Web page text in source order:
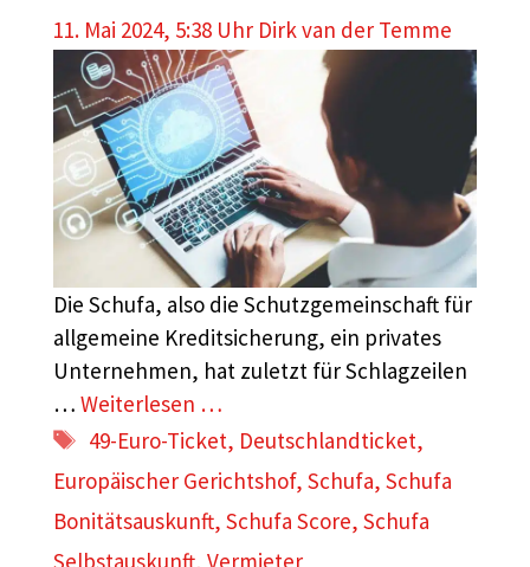
11. Mai 2024, 5:38 Uhr Dirk van der Temme
Die Schufa, also die Schutzgemeinschaft für
allgemeine Kreditsicherung, ein privates
Unternehmen, hat zuletzt für Schlagzeilen
… Weiterlesen …
Schlagwörter
49-Euro-Ticket, Deutschlandticket,
Europäischer Gerichtshof, Schufa, Schufa
Bonitätsauskunft, Schufa Score, Schufa
Selbstauskunft, Vermieter